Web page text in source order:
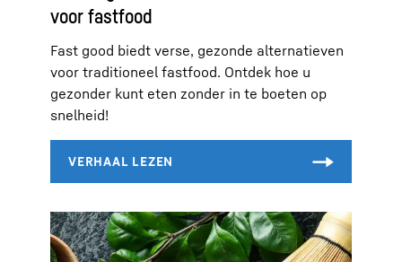
voor fastfood
Fast good biedt verse, gezonde alternatieven
voor traditioneel fastfood. Ontdek hoe u
gezonder kunt eten zonder in te boeten op
snelheid!